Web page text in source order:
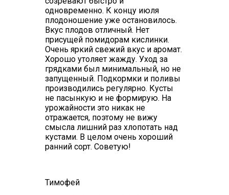
одновременно. К концу июля
плодоношение уже остановилось.
Вкус плодов отличный. Нет
присущей помидорам кислинки.
Очень яркий свежий вкус и аромат.
Хорошо утоляет жажду. Уход за
грядками был минимальный, но не
запущенный. Подкормки и поливы
производились регулярно. Кусты
не пасынкую и не формирую. На
урожайности это никак не
отражается, поэтому не вижу
смысла лишний раз хлопотать над
кустами. В целом очень хороший
ранний сорт. Советую!
Тимофей